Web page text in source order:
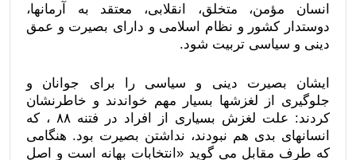
انسان مؤمن، متخلق، انقلابی، معتقد به آرمانها،
دوستدار کشور و نظام اسلامی و دارای بصیرت و عمق
دینی و سیاسی تربیت شود.
ایشان بصیرت دینی و سیاسی را برای جوانان و
جلوگیری از لغزشها بسیار مهم خواندند و خاطرنشان
کردند: علت لغزش بسیاری از افراد در فتنه ۸۸ ، که
انسانهای بدی هم نبودند، نداشتن بصیرت بود. هنگامی
که طرف مقابل می گوید «انتخابات بهانه است و اصل